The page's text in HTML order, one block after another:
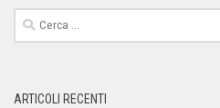
ARTICOLI RECENTI